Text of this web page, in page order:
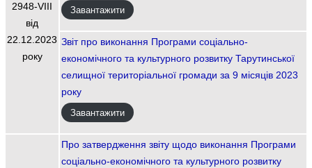
2948-VIIІ
від
22.12.2023
року
Завантажити
Звіт про виконання Програми соціально-
економічного та культурного розвитку Тарутинської
селищної територіальної громади за 9 місяців 2023
року
Завантажити
Про затвердження звіту щодо виконання Програми
соціально-економічного та культурного розвитку